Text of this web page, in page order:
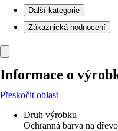
Další kategorie
Zákaznická hodnocení
Informace o
Přeskočit oblast
Druh výrobku
Ochranná barva na dřevo